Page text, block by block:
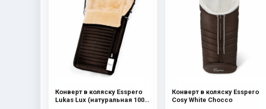
Конверт в коляску Esspero
Lukas Lux (натуральная 100%
Конверт в коляску Esspero
Cosy White Chocco